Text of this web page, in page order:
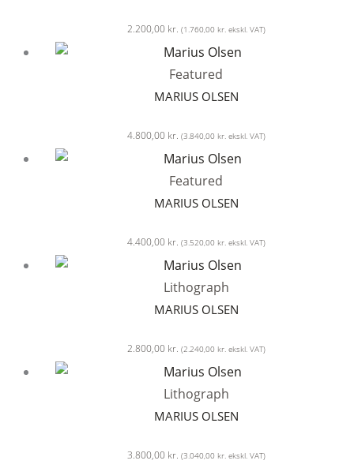
2.200,00 kr. (1.760,00 kr.ekskl. VAT)
Featured
MARIUS OLSEN
4.800,00 kr. (3.840,00 kr.ekskl. VAT)
Featured
MARIUS OLSEN
4.400,00 kr. (3.520,00 kr.ekskl. VAT)
Lithograph
MARIUS OLSEN
2.800,00 kr. (2.240,00 kr.ekskl. VAT)
Lithograph
MARIUS OLSEN
3.800,00 kr. (3.040,00 kr.ekskl. VAT)